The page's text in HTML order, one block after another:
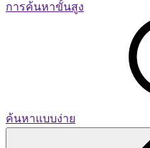
การค้นหาขั้นสูง
ค้นหาแบบง่าย